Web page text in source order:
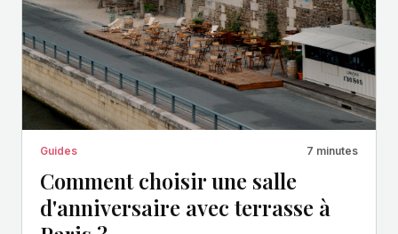
Guides 7 minutes
Comment choisir une salle
d'anniversaire avec terrasse à